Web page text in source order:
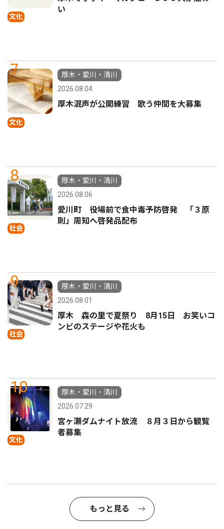
文化
い
7
文化
厚木・愛川・清川
2026.08.04
厚木混声が公開練習 歌う仲間を大募集
8
社会
厚木・愛川・清川
2026.08.06
愛川町 役場前で食中毒予防啓発 「３原
則」周知へ啓発品配布
9
社会
厚木・愛川・清川
2026.08.01
厚木 森の里で夏祭り 8月15日 お笑いコ
ンビのステージや花火も
10
文化
厚木・愛川・清川
2026.07.29
宮ヶ瀬ダムナイト放流 ８月３日から観覧
者募集
もっと見る